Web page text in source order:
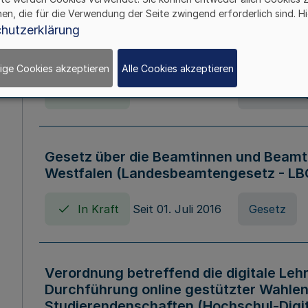
Verordnung über die
Nordrhein-Westfalen
Gesetz über die Beamtinnen und
Westfalen (Landesbeamtengesetz -
In Kraft Seit 01. Juli 2016 Gesetz
Verordnung betreffend die digitale
Durchführung online gestützter
die für die Verwendung der Seite zwingend erforderlich sind.
Cookies akzeptieren Alle Cookies akzeptieren